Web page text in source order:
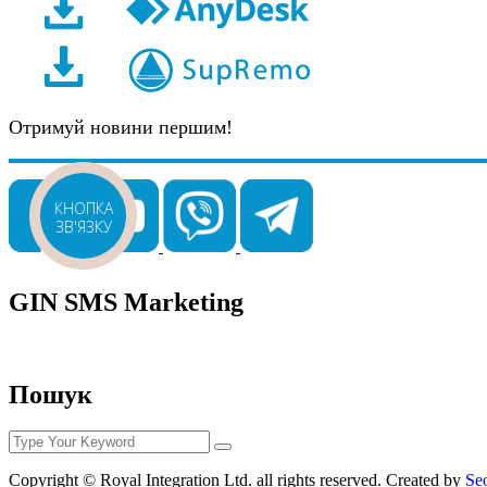
Отримуй новини першим!
GIN SMS Marketing
Пошук
Copyright © Royal Integration Ltd. all rights reserved. Created by
КНОПКА
ЗВ'ЯЗКУ